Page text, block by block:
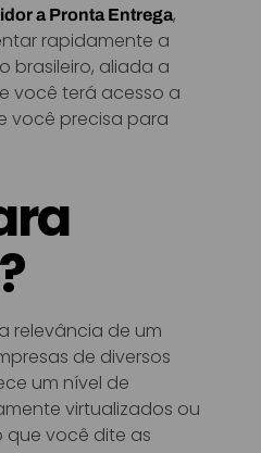
a Pronta Entrega,
rapidamente a
brasileiro, aliada a
você terá acesso a
você precisa para
relevância de um
de diversos
um nível de
virtualizados ou
que você dite as